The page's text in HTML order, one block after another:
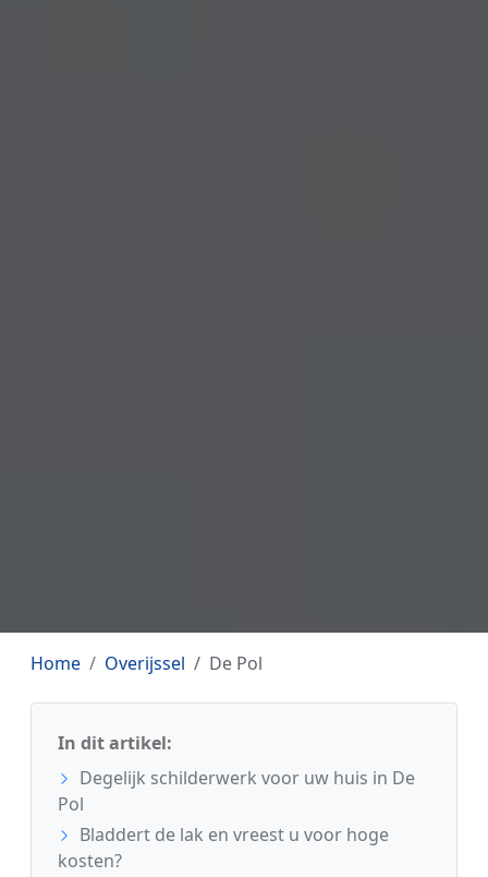
Home Overijssel De Pol
In dit artikel:
Degelijk schilderwerk voor uw huis in De
Pol
Bladdert de lak en vreest u voor hoge
kosten?